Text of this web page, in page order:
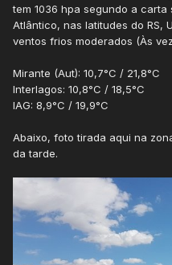
tem 1036 hpa segundo a carta
Atlântico, nas latitudes do RS,
ventos frios moderados (Às
Mirante (Aut): 10,7°C / 21,8°C
Interlagos: 10,8°C / 18,5°C
IAG: 8,9°C / 19,9°C
Abaixo, foto tirada aqui na
da tarde.